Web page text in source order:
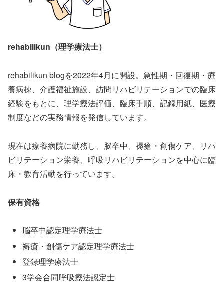
rehabilikun（理学療法士）
rehabilikun blogを2022年4月に開設。急性期・回復期・療
養病棟、介護福祉施設、訪問リハビリテーションでの臨床
経験をもとに、理学療法評価、臨床手順、記録用紙、医療
制度などの実務情報を発信しています。
現在は療養病院に勤務し、脳卒中、褥瘡・創傷ケア、リハ
ビリテーション栄養、呼吸リハビリテーションを中心に臨
床・教育活動を行っています。
保有資格
脳卒中認定理学療法士
褥瘡・創傷ケア認定理学療法士
登録理学療法士
3学会合同呼吸療法認定士